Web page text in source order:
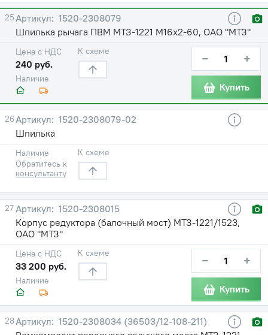
25
1520-2308079
Шпилька рычага ПВМ МТЗ-1221 М16х2-60, ОАО "МТЗ"
Наличие
Цена с НДС
240 руб.
К схеме − +
Купить
26
1520-2308079-02
Шпилька
Наличие
Обратитесь к
консультанту
К схеме
27
1520-2308015
Корпус редуктора (балочный мост) МТЗ-1221/1523,
ОАО "МТЗ"
Наличие
Цена с НДС
33 200 руб.
К схеме − +
Купить
28
1520-2308034 (36503/12-108-211)